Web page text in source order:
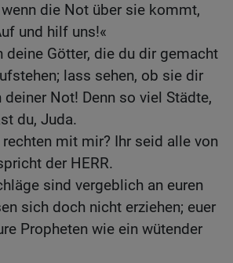
die Not über sie kommt,
und hilf uns!«
deine Götter, die du dir gemacht
lass sehen, ob sie dir
Not! Denn so viel Städte,
du, Juda.
mit mir? Ihr seid alle von
der HERR.
sind vergeblich an euren
sich doch nicht erziehen; euer
Propheten wie ein wütender